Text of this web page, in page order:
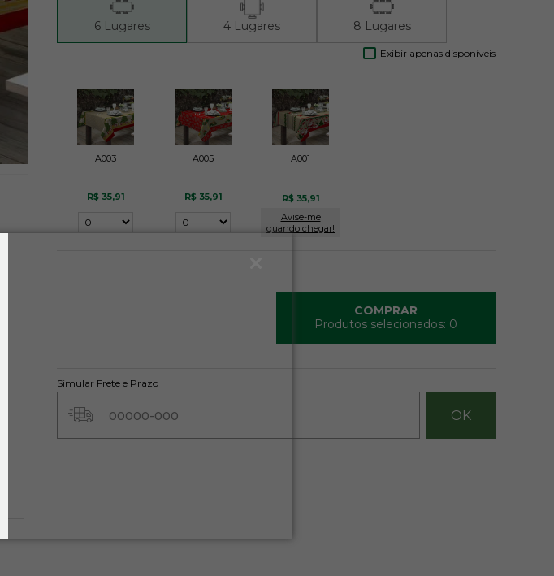
6 Lugares 4 Lugares 8 Lugares
Exibir apenas disponíveis
A003
R$ 35,91
A005
R$ 35,91
A001
R$ 35,91
Avise-me
quando chegar!
COMPRAR
Produtos selecionados: 0
Simular Frete e Prazo